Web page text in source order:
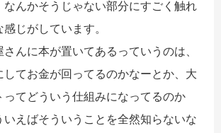
なんかそうじゃない部分にすごく触れ
じがしています。
んに本が置いてあるっていうのは、
してお金が回ってるのかなーとか、大
ってどういう仕組みになってるのか
いえばそういうことを全然知らないな